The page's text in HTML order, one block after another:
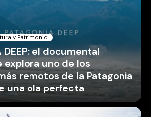
y Patrimonio
DEEP: el documental
explora uno de los
remotos de la Patagonia
una ola perfecta